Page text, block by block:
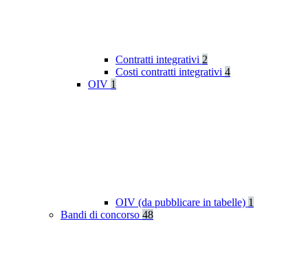
Contratti integrativi 2
Costi contratti integrativi 4
OIV 1
OIV (da pubblicare in tabelle) 1
Bandi di concorso 48